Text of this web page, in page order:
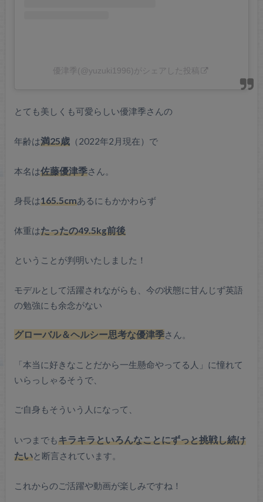
優津季(@yuzuki1996)がシェアした投稿
とても美しくも可愛らしい優津季さんの
年齢は満25歳（2022年2月現在）で
本名は佐藤優津季さん。
身長は165.5cmあるにもかかわらず
体重はたったの49.5kg前後
ということが判明いたしました！
モデルとして活躍されながらも、今の状態に甘んじず英語
の勉強にも余念がない
グローバル＆ヘルシー思考な優津季さん。
「本当に好きなことだから一生懸命やってる人」に憧れて
いらっしゃるそうで、
ご自身もそういう人になって、
いつまでもキラキラといろんなことにずっと挑戦し続け
たいと断言されています。
これからのご活躍や動画が楽しみですね！